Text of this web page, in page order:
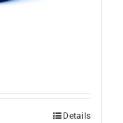
Details